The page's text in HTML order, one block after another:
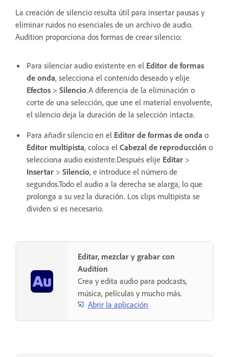
La creación de silencio resulta útil para insertar pausas y
eliminar ruidos no esenciales de un archivo de audio.
Audition proporciona dos formas de crear silencio:
Para silenciar audio existente en el Editor de formas
de onda, selecciona el contenido deseado y elije
Efectos > Silencio.A diferencia de la eliminación o
corte de una selección, que une el material envolvente,
el silencio deja la duración de la selección intacta.
Para añadir silencio en el Editor de formas de onda o
Editor multipista, coloca el Cabezal de reproducción o
selecciona audio existente.Después elije Editar >
Insertar > Silencio, e introduce el número de
segundos.Todo el audio a la derecha se alarga, lo que
prolonga a su vez la duración. Los clips multipista se
dividen si es necesario.
Editar, mezclar y grabar con
Audition
Crea y edita audio para podcasts,
música, películas y mucho más.
Abrir la aplicación